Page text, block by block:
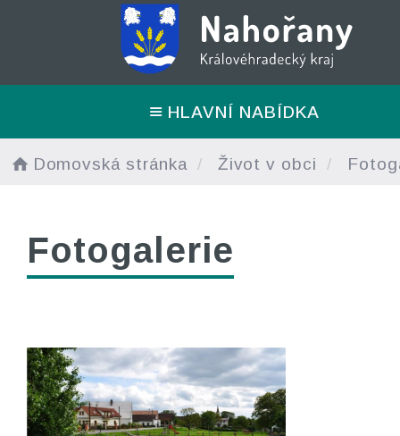
HLAVNÍ NABÍDKA
Domovská stránka Život v obci
Fotogalerie